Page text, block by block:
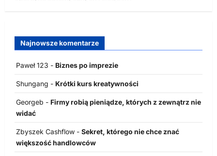
Najnowsze komentarze
Paweł 123 - Biznes po imprezie
Shungang - Krótki kurs kreatywności
Georgeb - Firmy robią pieniądze, których z zewnątrz nie
widać
Zbyszek Cashflow - Sekret, którego nie chce znać
większość handlowców